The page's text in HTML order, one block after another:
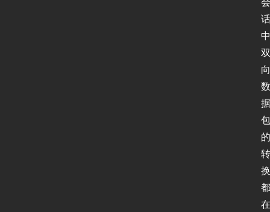
会
话
中
双
向
数
据
包
的
转
换
都
在